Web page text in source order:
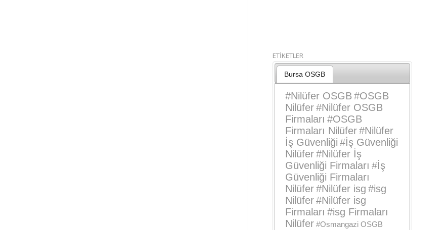
ETİKETLER
Bursa OSGB
#Nilüfer OSGB#OSGB
Nilüfer#Nilüfer OSGB
Firmaları #OSGB
Firmaları Nilüfer#Nilüfer
İş Güvenliği #İş Güvenliği
Nilüfer#Nilüfer İş
Güvenliği Firmaları #İş
Güvenliği Firmaları
Nilüfer#Nilüfer isg #isg
Nilüfer#Nilüfer isg
Firmaları #isg Firmaları
Nilüfer #Osmangazi OSGB